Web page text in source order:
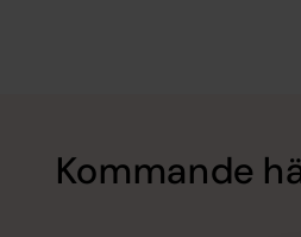
Kommande